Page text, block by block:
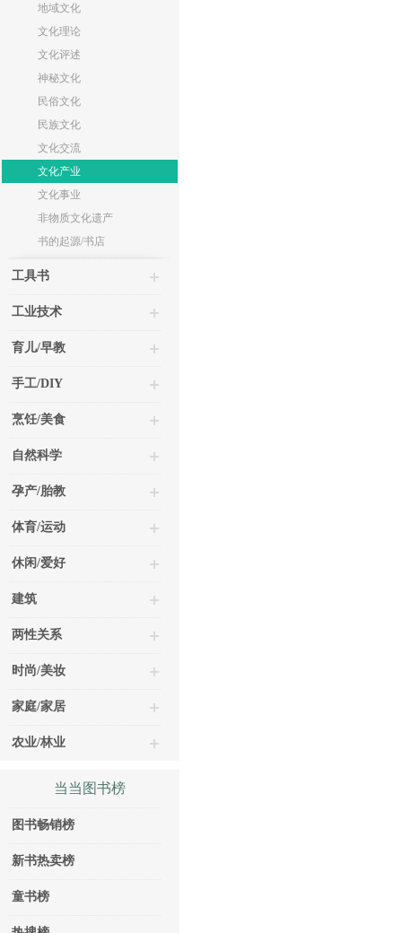
地域文化
文化理论
文化评述
神秘文化
民俗文化
民族文化
文化交流
文化产业
文化事业
非物质文化遗产
书的起源/书店
工具书
工业技术
育儿/早教
手工/DIY
烹饪/美食
自然科学
孕产/胎教
体育/运动
休闲/爱好
建筑
两性关系
时尚/美妆
家庭/家居
农业/林业
当当图书榜
图书畅销榜
新书热卖榜
童书榜